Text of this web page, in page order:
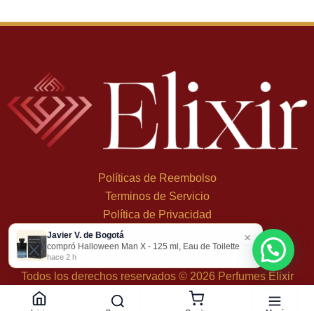
Políticas de Reembolso
Terminos de Servicio
Política de Privacidad
+57 324 248 8379
Todos los derechos reservados © 2026 Perfumes Elixir
Javier V. de Bogotá
compró Halloween Man X - 125 ml, Eau de Toilette
hace 2 h
×